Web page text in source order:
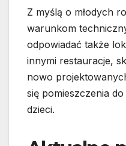
Z myślą o młodych
warunkom
odpowiadać także
innymi restauracje,
nowo
się pomieszczenia
dzieci.